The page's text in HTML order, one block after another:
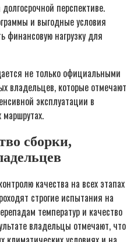
перспективе.
и выгодные условия
финансовую нагрузку для
не только официальными
владельцев, которые отмечают
эксплуатации в
маршрутах.
сборки,
качества на всех этапах
строгие испытания на
температур и качество
владельцы отмечают, что